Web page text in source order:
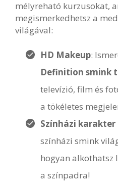
mélyreható kurzusokat,
megismerkedhetsz a
világával:
HD Makeup:
Definition smink
televízió, film és
a tökéletes
Színházi karakter
színházi smink
hogyan alkothatsz
a színpadra!